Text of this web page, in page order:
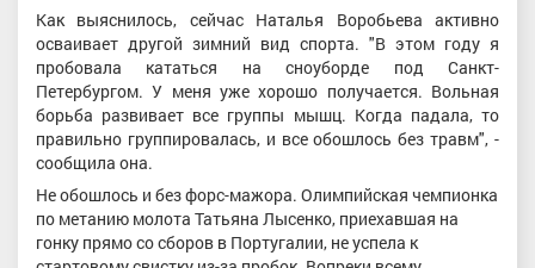
Как выяснилось, сейчас Наталья Воробьева активно
осваивает другой зимний вид спорта. "В этом году я
пробовала кататься на сноуборде под Санкт-
Петербургом. У меня уже хорошо получается. Вольная
борьба развивает все группы мышц. Когда падала, то
правильно группировалась, и все обошлось без травм", -
сообщила она.
Не обошлось и без форс-мажора. Олимпийская чемпионка
по метанию молота Татьяна Лысенко, приехавшая на
гонку прямо со сборов в Португалии, не успела к